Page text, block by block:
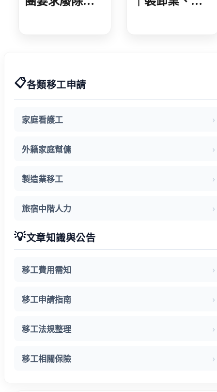
📋各類移工申請
家庭看護工
外籍家庭幫傭
製造業移工
旅宿中階人力
💡文章知識與公告
移工費用需知
移工申請指南
移工法規整理
移工相關保險